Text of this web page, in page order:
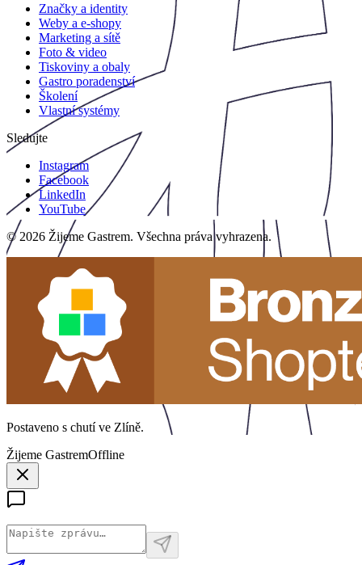
Značky a identity
Weby a e-shopy
Marketing a sítě
Foto & video
Tiskoviny a obaly
Gastro poradenství
Školení
Vlastní systémy
Sledujte
Instagram
Facebook
LinkedIn
YouTube
© 2026 Žijeme Gastrem. Všechna práva vyhrazena.
Postaveno s chutí ve Zlíně.
Žijeme GastremOffline